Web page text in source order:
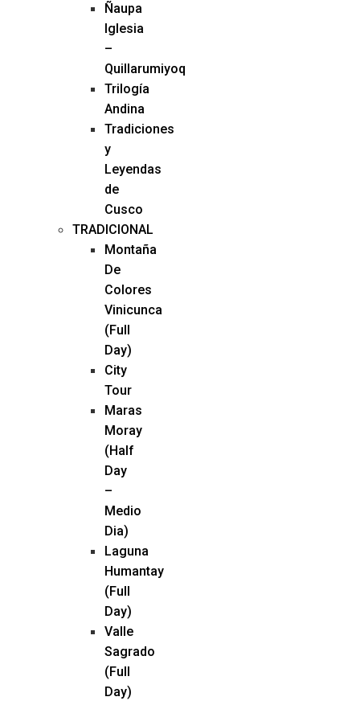
Ñaupa
Iglesia
–
Quillarumiyoq
Trilogía
Andina
Tradiciones
y
Leyendas
de
Cusco
TRADICIONAL
Montaña
De
Colores
Vinicunca
(Full
Day)
City
Tour
Maras
Moray
(Half
Day
–
Medio
Dia)
Laguna
Humantay
(Full
Day)
Valle
Sagrado
(Full
Day)